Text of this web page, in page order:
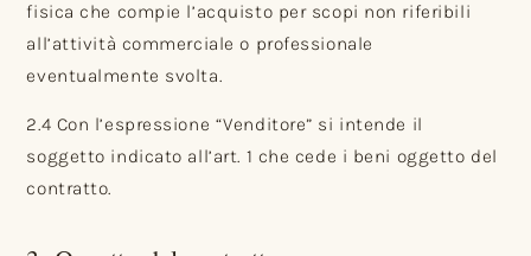
fisica che compie l’acquisto per scopi non riferibili
all’attività commerciale o professionale
eventualmente svolta.
2.4 Con l’espressione “Venditore” si intende il
soggetto indicato all’art. 1 che cede i beni oggetto del
contratto.